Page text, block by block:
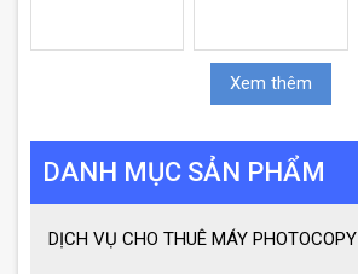
Xem thêm
DANH MỤC SẢN PHẨM
DỊCH VỤ CHO THUÊ MÁY PHOTOCOPY